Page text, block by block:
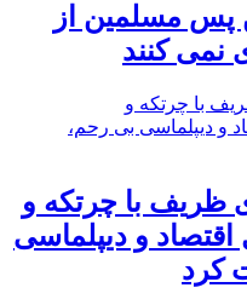
پس مسلمین از
نمی کنند
ظریف با چرتکه و
و دیپلماسی
کرد